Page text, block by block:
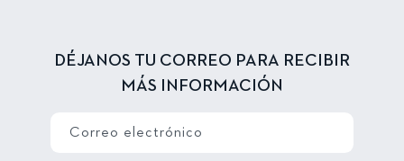
DÉJANOS TU CORREO PARA RECIBIR
MÁS INFORMACIÓN
Correo electrónico